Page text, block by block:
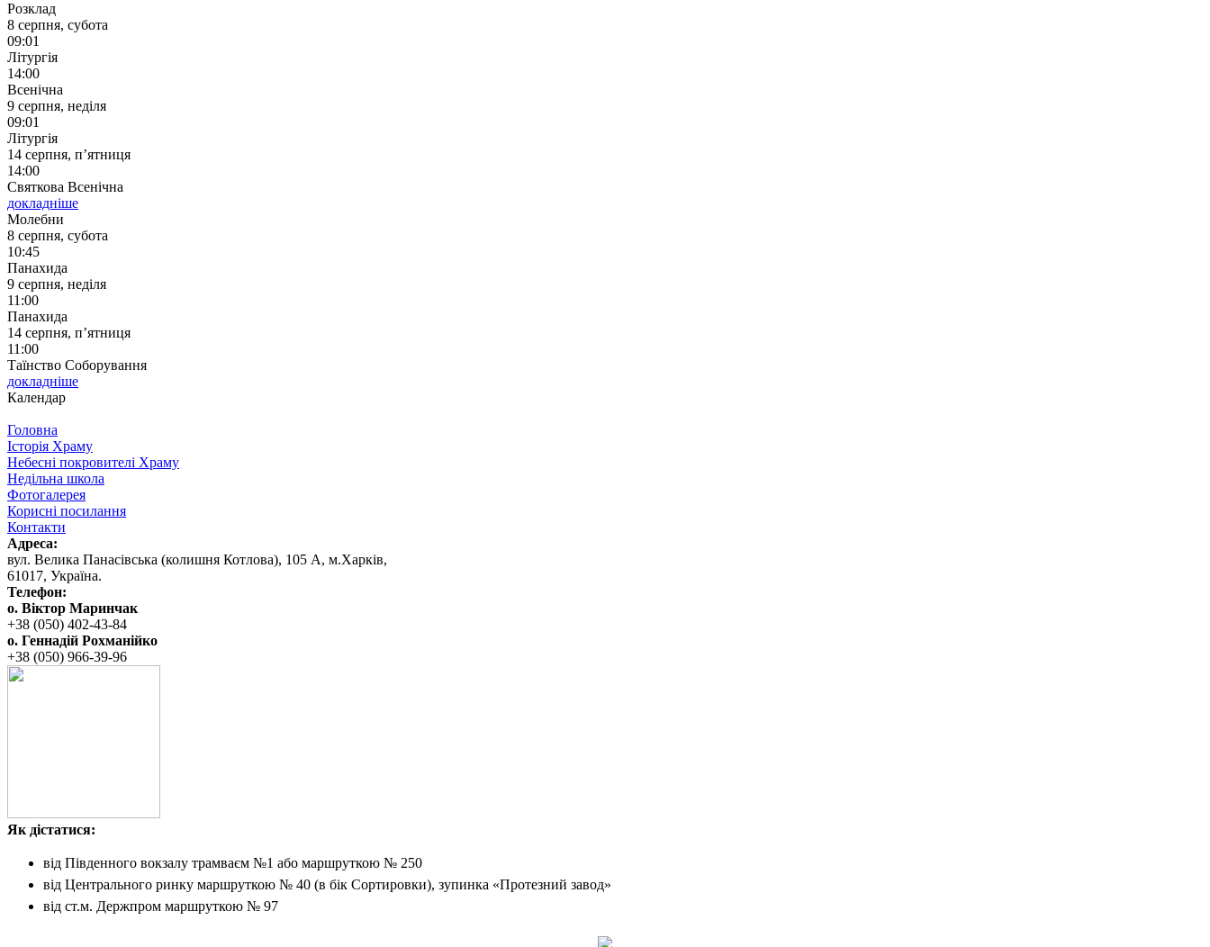
Розклад
8 серпня, субота
09:01
Літургія
14:00
Всенічна
9 серпня, неділя
09:01
Літургія
14 серпня, п’ятниця
14:00
Святкова Всенічна
докладніше
Молебни
8 серпня, субота
10:45
Панахида
9 серпня, неділя
11:00
Панахида
14 серпня, п’ятниця
11:00
Таїнство Соборування
докладніше
Календар
Головна
Історія Храму
Небесні покровителі Храму
Недільна школа
Фотогалерея
Корисні посилання
Контакти
Адреса:
вул. ‬Велика Панасівська (колишня Котлова), ‬105‭ ‬А,‭ ‬м.Харків,
‬61017, ‬Україна.‎
Телефон:
о. Віктор Маринчак
+38 (050)‭ 402-43-84
о. Геннадій Рохманійко
+38 (050)‭ ‬966-39-96
Як дістатися:
від Південного вокзалу трамваєм №1 або маршруткою № 250
від Центрального ринку маршруткою № 40 (в бік Сортировки), зупинка «Протезний завод»
від ст.м. Держпром маршруткою № 97